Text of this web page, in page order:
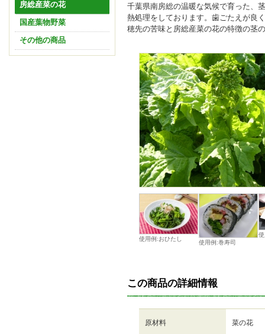
房総産菜の花
国産葉物野菜
その他の商品
千葉県南房総の温暖な気候で育った、
熱処理をしております。歯ごたえが良
穂先の苦味と房総産菜の花の特徴の茎
使用例:おひたし
使用例:巻寿司
この商品の詳細情報
原材料 菜の花